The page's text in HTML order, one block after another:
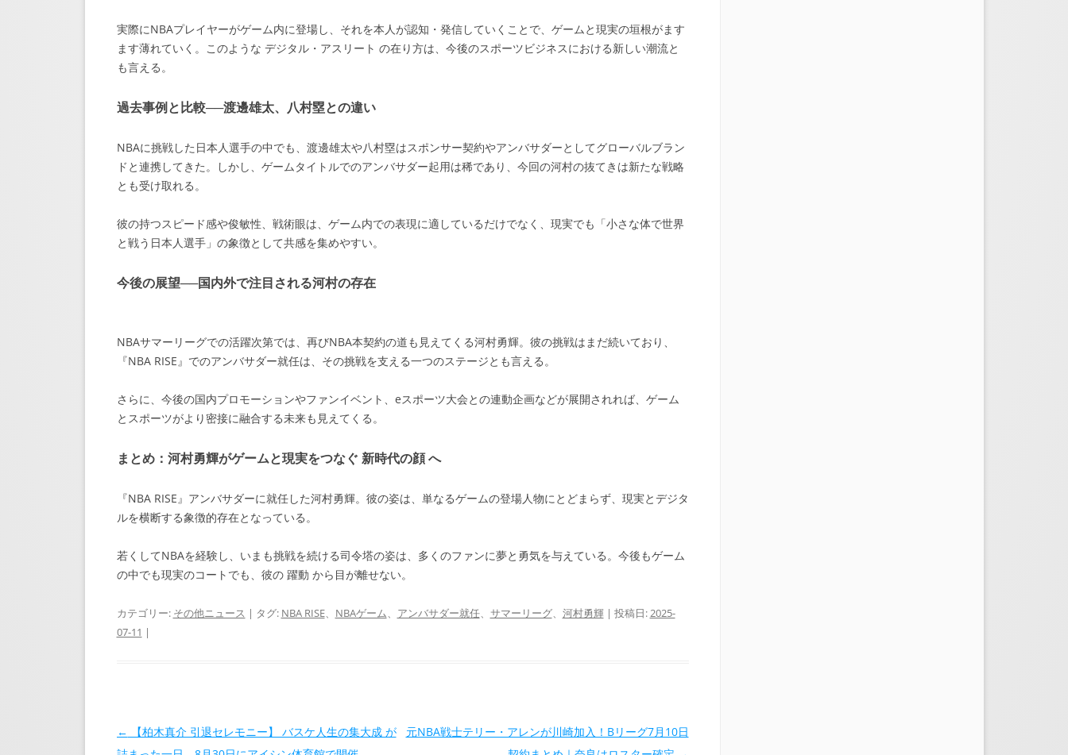
実際にNBAプレイヤーがゲーム内に登場し、それを本人が認知・発信していくことで、ゲームと現実の垣根がます
ます薄れていく。このような デジタル・アスリート の在り方は、今後のスポーツビジネスにおける新しい潮流と
も言える。
過去事例と比較──渡邊雄太、八村塁との違い
NBAに挑戦した日本人選手の中でも、渡邊雄太や八村塁はスポンサー契約やアンバサダーとしてグローバルブラン
ドと連携してきた。しかし、ゲームタイトルでのアンバサダー起用は稀であり、今回の河村の抜てきは新たな戦略
とも受け取れる。
彼の持つスピード感や俊敏性、戦術眼は、ゲーム内での表現に適しているだけでなく、現実でも「小さな体で世界
と戦う日本人選手」の象徴として共感を集めやすい。
今後の展望──国内外で注目される河村の存在
NBAサマーリーグでの活躍次第では、再びNBA本契約の道も見えてくる河村勇輝。彼の挑戦はまだ続いており、
『NBA RISE』でのアンバサダー就任は、その挑戦を支える一つのステージとも言える。
さらに、今後の国内プロモーションやファンイベント、eスポーツ大会との連動企画などが展開されれば、ゲーム
とスポーツがより密接に融合する未来も見えてくる。
まとめ：河村勇輝がゲームと現実をつなぐ 新時代の顔 へ
『NBA RISE』アンバサダーに就任した河村勇輝。彼の姿は、単なるゲームの登場人物にとどまらず、現実とデジタ
ルを横断する象徴的存在となっている。
若くしてNBAを経験し、いまも挑戦を続ける司令塔の姿は、多くのファンに夢と勇気を与えている。今後もゲーム
の中でも現実のコートでも、彼の 躍動 から目が離せない。
カテゴリー: その他ニュース | タグ: NBA RISE、 NBAゲーム、 アンバサダー就任、 サマーリーグ、 河村勇輝| 投稿日:2025-
07-11 |
投稿ナビゲーション
← 【柏木真介 引退セレモニー】 バスケ人生の集大成 が
元NBA戦士テリー・アレンが川崎加入！Bリーグ7月10日